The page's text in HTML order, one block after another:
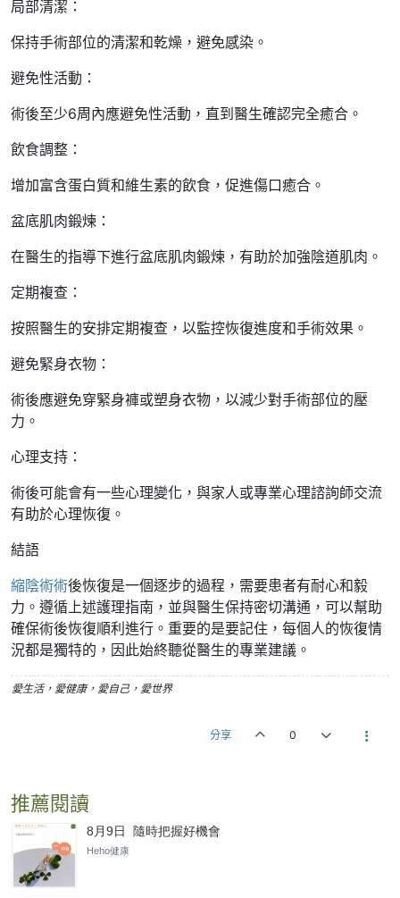
局部清潔：
保持手術部位的清潔和乾燥，避免感染。
避免性活動：
術後至少6周內應避免性活動，直到醫生確認完全癒合。
飲食調整：
增加富含蛋白質和維生素的飲食，促進傷口癒合。
盆底肌肉鍛煉：
在醫生的指導下進行盆底肌肉鍛煉，有助於加強陰道肌肉。
定期複查：
按照醫生的安排定期複查，以監控恢復進度和手術效果。
避免緊身衣物：
術後應避免穿緊身褲或塑身衣物，以減少對手術部位的壓
力。
心理支持：
術後可能會有一些心理變化，與家人或專業心理諮詢師交流
有助於心理恢復。
結語
縮陰術術後恢復是一個逐步的過程，需要患者有耐心和毅
力。遵循上述護理指南，並與醫生保持密切溝通，可以幫助
確保術後恢復順利進行。重要的是要記住，每個人的恢復情
況都是獨特的，因此始終聽從醫生的專業建議。
愛生活，愛健康，愛自己，愛世界
分享 0
推薦閱讀